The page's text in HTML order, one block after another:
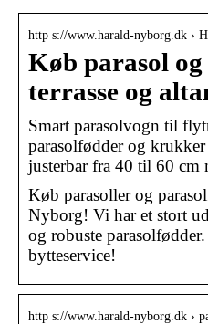
http s://www.harald-nyborg.dk ›
Køb parasol
terrasse og
Smart parasolvogn til
parasolfødder og krukker
justerbar fra 40 til 60 cm
Køb parasoller og
Nyborg! Vi har et stort
og robuste
bytteservice!
http s://www.harald-nyborg.dk ›